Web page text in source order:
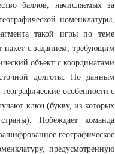
баллов, начисляемых за
номенклатуры,
такой игры по теме
пакет с заданием, требующим
объект с координатами
долготы. По данным
особенности с
ключ (букву, из которых
Побеждает команда
географическое
предусмотренную